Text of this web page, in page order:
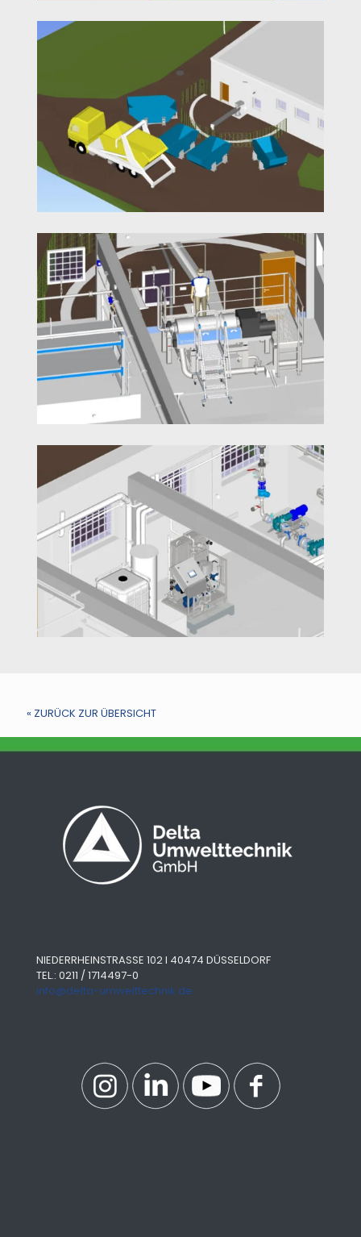
« ZURÜCK ZUR ÜBERSICHT
NIEDERRHEINSTRASSE 102 I 40474 DÜSSELDORF
TEL.: 0211 / 1714497-0
info@delta-umwelttechnik.de